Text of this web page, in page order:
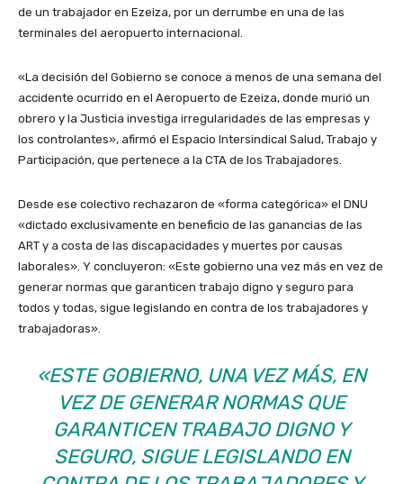
de un trabajador en Ezeiza, por un derrumbe en una de las
terminales del aeropuerto internacional.
«La decisión del Gobierno se conoce a menos de una semana del
accidente ocurrido en el Aeropuerto de Ezeiza, donde murió un
obrero y la Justicia investiga irregularidades de las empresas y
los controlantes», afirmó el Espacio Intersindical Salud, Trabajo y
Participación, que pertenece a la CTA de los Trabajadores.
Desde ese colectivo rechazaron de «forma categórica» el DNU
«dictado exclusivamente en beneficio de las ganancias de las
ART y a costa de las discapacidades y muertes por causas
laborales». Y concluyeron: «Este gobierno una vez más en vez de
generar normas que garanticen trabajo digno y seguro para
todos y todas, sigue legislando en contra de los trabajadores y
trabajadoras».
«ESTE GOBIERNO, UNA VEZ MÁS, EN
VEZ DE GENERAR NORMAS QUE
GARANTICEN TRABAJO DIGNO Y
SEGURO, SIGUE LEGISLANDO EN